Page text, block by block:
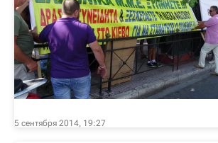
5 сентября 2014, 19:27